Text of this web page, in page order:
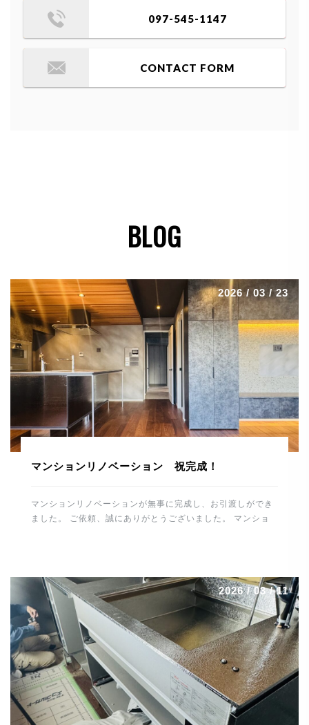
097-545-1147
CONTACT FORM
BLOG
2026 / 03 / 23
マンションリノベーション 祝完成！
マンションリノベーションが無事に完成し、お引渡しができ
ました。 ご依頼、誠にありがとうございました。 マンショ
ありがとうございました。 河野電建 代表取締役 河野晋也
2026 / 03 / 11